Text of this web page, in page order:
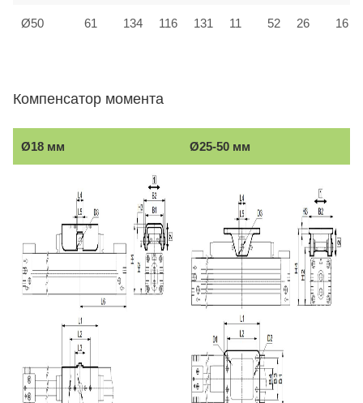
Ø50 61 134 116 131 11 52 26 16
Компенсатор момента
Ø18 мм Ø25-50 мм